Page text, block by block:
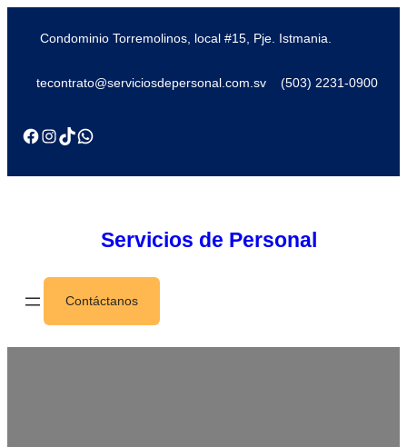
Condominio Torremolinos, local #15, Pje. Istmania.
tecontrato@serviciosdepersonal.com.sv (503) 2231-0900
Servicios de Personal
Contáctanos